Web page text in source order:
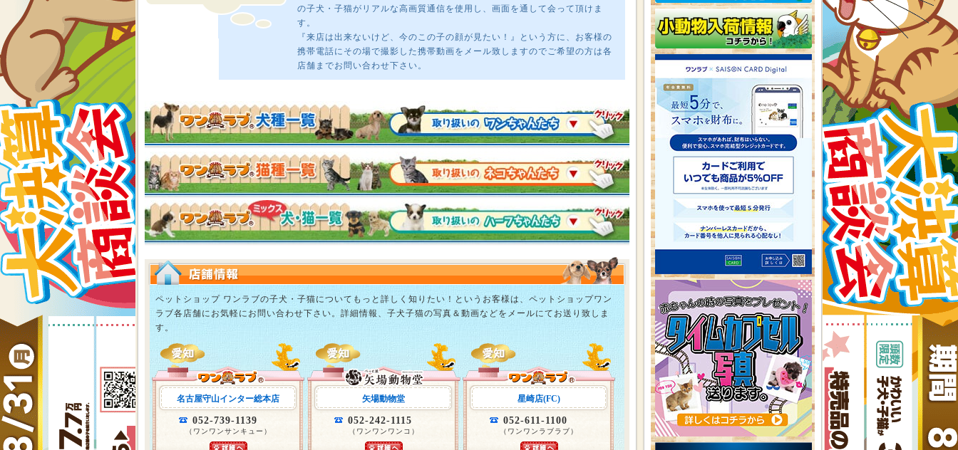
の子犬・子猫がリアルな高画質通信を使用し、画面を通して会って頂けま
す。
『来店は出来ないけど、今のこの子の顔が見たい！』という方に、お客様の
携帯電話にその場で撮影した携帯動画をメール致しますのでご希望の方は各
店舗までお問い合わせ下さい。
ペットショップ ワンラブの子犬・子猫についてもっと詳しく知りたい！というお客様は、ペットショップワン
ラブ各店舗にお気軽にお問い合わせ下さい。詳細情報、子犬子猫の写真＆動画などをメールにてお送り致しま
す。
名古屋守山インター総本店
052-739-1139
（ワンワンサンキュー）
矢場動物堂
052-242-1115
（ワンワンワンコ）
星崎店(FC)
052-611-1100
（ワンワンラブラブ）